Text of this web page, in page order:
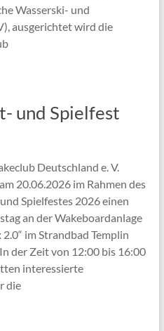
Wasserski- und
ausgerichtet wird die
und Spielfest
Deutschland e. V.
20.06.2026 im Rahmen des
Spielfestes 2026 einen
an der Wakeboardanlage
2.0“ im Strandbad Templin
der Zeit von 12:00 bis 16:00
interessierte
die